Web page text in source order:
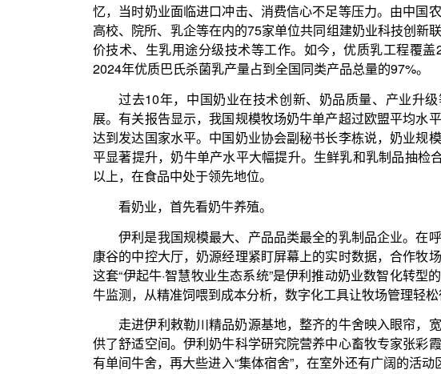
伊利是我国规模最大、产品品类最全的乳制品企业。在呼和浩特伊利现代智慧健
康谷的中控大厅，奶源经理紧盯屏幕上的实时数据，合作牧场的养殖动态尽收眼底。
这套“伊起牛·智慧牧业生态系统”是伊利推动奶业数智化转型的缩影。从青贮收储到奶
牛监测，从精准饲喂到成本分析，数字化工具让牧场管理轻松很多。
供了舒适空间。伊利奶牛科学研究院营养中心畜牧专家张彩霞介绍，小牛一出生就拥
有单间牛舍，再大些进入“集体宿舍”，在室外还有广阔的活动区域。牧场每天会安排3
次挤奶，这是奶牛的“工作时间”。奶牛排队登上转盘式挤奶机，新鲜的牛奶便从自动
吸奶设备进入密闭管道。整个过程由机器和奶牛协同完成，无需人工介入。
规模养殖成主流。在奶业发展进程中，养殖模式的变革始终是关键一环。2023
牛存栏、牛奶产量均居全国首位，是名副其实的“奶罐子”。单体规模几百头甚至几千
头的养殖场户比比皆是。伴随规模提升，设备在升级，管理也在进步。
看上游，主要是饲草和牛种。
好草才能喂好牛。优然牧业是我国最大的苜蓿草供应商，在全国有16个草业生产
基地。来到优然牧业敕勒川生态智慧草业基地时，正赶上紫花苜蓿收割。经过晾晒、
搂草、粉碎、裹包等工序，这些苜蓿将变为奶牛的美食。基地负责人王月胜说：“紫花
苜蓿是牧草之王，营养丰富，1年可以收割4茬。苜蓿青贮干物质消化率比干草高约4
个百分点，粗蛋白水平比干草高约3个百分点，营养损失少。近年来，优然牧业自产
苜蓿草特优级占比持续超60%，达到美国苜蓿草水平，逐步实现了国产替代。”